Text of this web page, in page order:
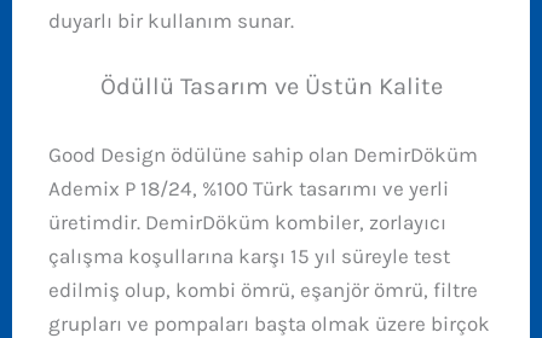
duyarlı bir kullanım sunar.
Ödüllü Tasarım ve Üstün Kalite
Good Design ödülüne sahip olan DemirDöküm
Ademix P 18/24, %100 Türk tasarımı ve yerli
üretimdir. DemirDöküm kombiler, zorlayıcı
çalışma koşullarına karşı 15 yıl süreyle test
edilmiş olup, kombi ömrü, eşanjör ömrü, filtre
grupları ve pompaları başta olmak üzere birçok